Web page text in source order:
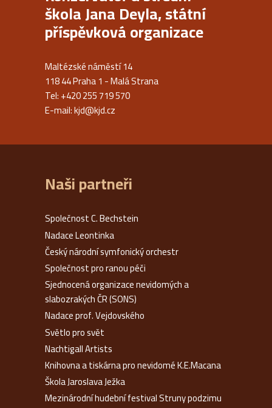
škola Jana Deyla, státní
příspěvková organizace
Maltézské náměstí 14
118 44 Praha 1 - Malá Strana
Tel: +420 255 719 570
E-mail:kjd@kjd.cz
Naši partneři
Společnost C. Bechstein
Nadace Leontinka
Český národní symfonický orchestr
Společnost pro ranou péči
Sjednocená organizace nevidomých a
slabozrakých ČR (SONS)
Nadace prof. Vejdovského
Světlo pro svět
Nachtigall Artists
Knihovna a tiskárna pro nevidomé K.E.Macana
Škola Jaroslava Ježka
Mezinárodní hudební festival Struny podzimu